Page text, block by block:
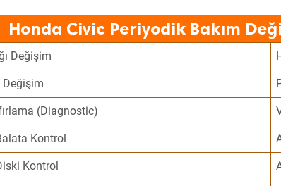
Honda Civic Periyodik Bakım
Değişim
Değişim
(Diagnostic)
Kontrol
Kontrol